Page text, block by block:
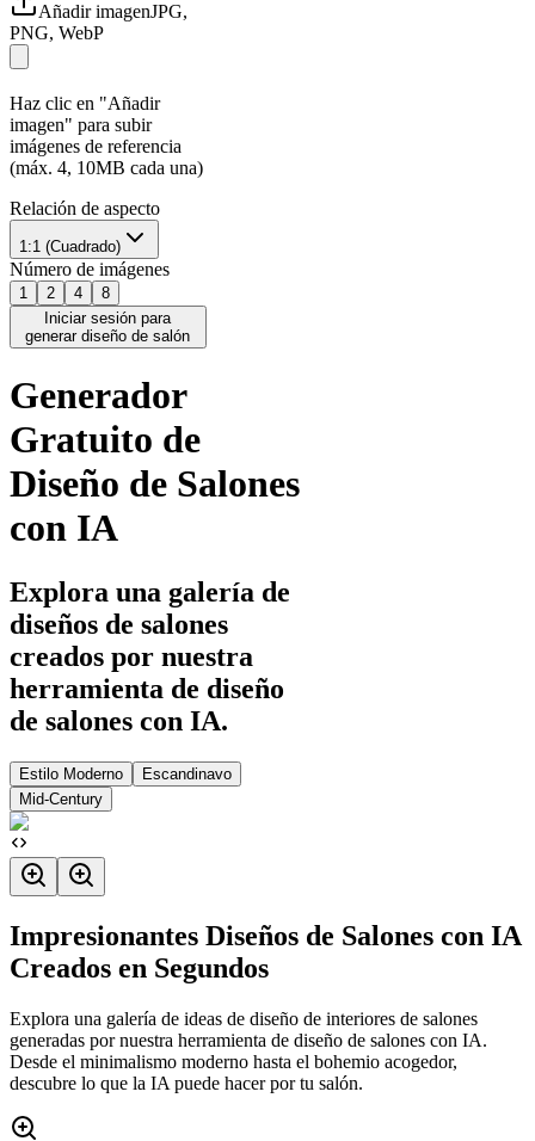
Añadir imagenJPG,
PNG, WebP
Haz clic en "Añadir
imagen" para subir
imágenes de referencia
(máx. 4, 10MB cada una)
Relación de aspecto
1:1 (Cuadrado)
Número de imágenes
1 2 4
8
Iniciar sesión para
generar diseño de salón
Generador
Gratuito de
Diseño de Salones
con IA
Explora una galería de
diseños de salones
creados por nuestra
herramienta de diseño
de salones con IA.
Estilo Moderno
Escandinavo
Mid-Century
Impresionantes Diseños de Salones con IA
Creados en Segundos
Explora una galería de ideas de diseño de interiores de salones
generadas por nuestra herramienta de diseño de salones con IA.
Desde el minimalismo moderno hasta el bohemio acogedor,
descubre lo que la IA puede hacer por tu salón.